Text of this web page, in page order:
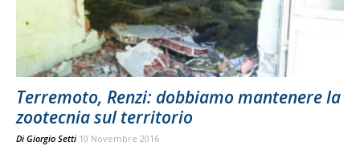
Terremoto, Renzi: dobbiamo mantenere la
zootecnia sul territorio
Di Giorgio Setti 10 Novembre 2016